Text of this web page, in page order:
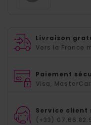
Livraison
Vers la France
Paiement
Visa,
Service
(+33)